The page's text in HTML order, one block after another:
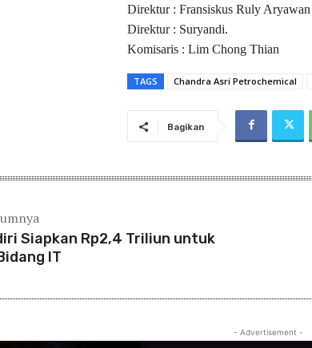
Direktur : Fransiskus Ruly Aryawan
Direktur : Suryandi.
Komisaris : Lim Chong Thian
TAGS Chandra Asri Petrochemical
Bagikan
Siapkan Rp2,4 Triliun untuk
IT
- Advertisement -